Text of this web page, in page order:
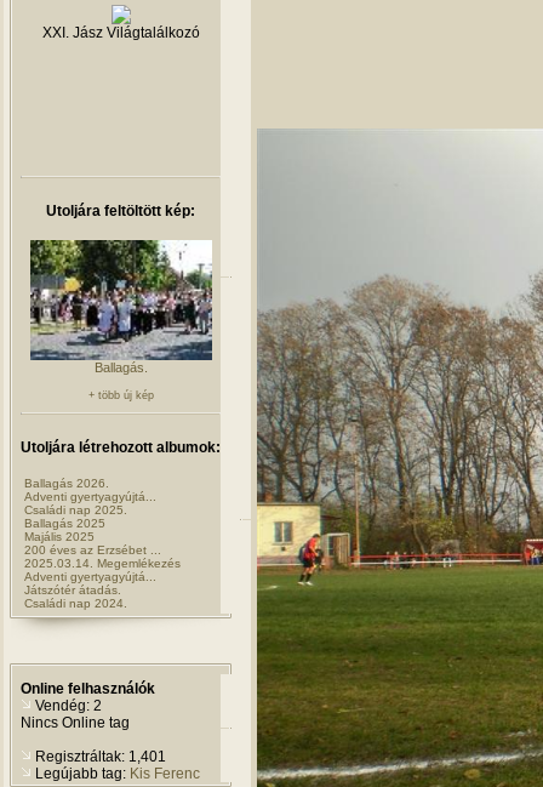
XXI. Jász Világtalálkozó
Utoljára feltöltött kép:
Ballagás.
+ több új kép
Utoljára létrehozott albumok:
Ballagás 2026.
Adventi gyertyagyújtá...
Családi nap 2025.
Ballagás 2025
Majális 2025
200 éves az Erzsébet ...
2025.03.14. Megemlékezés
Adventi gyertyagyújtá...
Játszótér átadás.
Családi nap 2024.
Online felhasználók
Vendég: 2
Nincs Online tag
Regisztráltak: 1,401
Legújabb tag: Kis Ferenc